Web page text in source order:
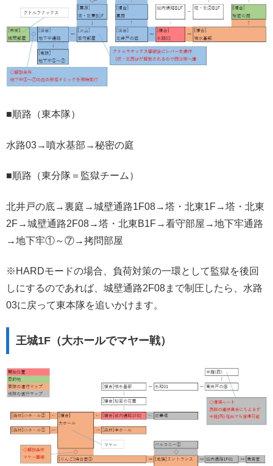
■順路（東本隊）
水路03→噴水基部→秘密の庭
■順路（東分隊＝監獄チーム）
北井戸の底→裏庭→城壁通路1F08→塔・北東1F→塔・北東
2F→城壁通路2F08→塔・北東B1F→看守部屋→地下牢通路
→地下牢①～⑦→拷問部屋
※HARDモードの場合、負荷対策の一環として監獄を後回
しにするのであれば、城壁通路2F08まで制圧したら、水路
03に戻って東本隊を追いかけます。
王城1F（大ホールでマヤー戦）